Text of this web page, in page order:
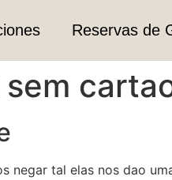
Reservas de
negar tal elas nos dao